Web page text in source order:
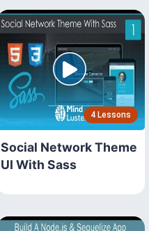
4 Lessons
Social Network Theme
UI With Sass